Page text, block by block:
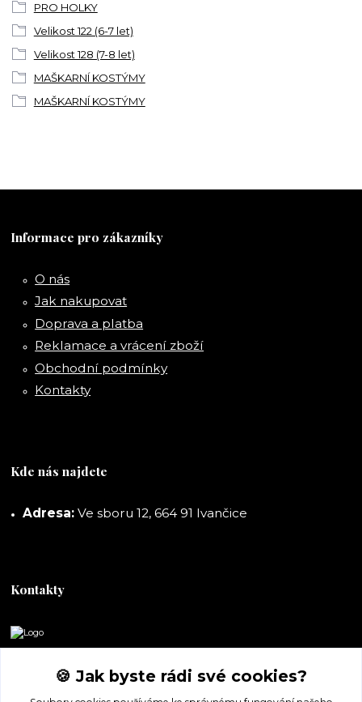
PRO HOLKY
Velikost 122 (6-7 let)
Velikost 128 (7-8 let)
MAŠKARNÍ KOSTÝMY
MAŠKARNÍ KOSTÝMY
Informace pro zákazníky
O nás
Jak nakupovat
Doprava a platba
Reklamace a vrácení zboží
Obchodní podmínky
Kontakty
Kde nás najdete
Adresa: Ve sboru 12, 664 91 Ivančice
Kontakty
+420 777 247 722
🍪 Jak byste rádi své cookies?